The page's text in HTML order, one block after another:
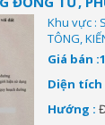
Khu vực :
TÔNG,
Giá bán
Diện tích
Hướng :